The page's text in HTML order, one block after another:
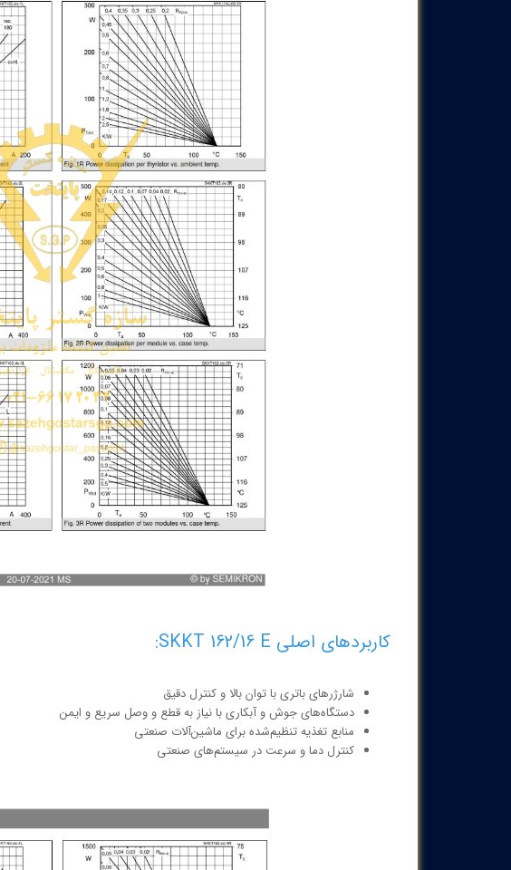
کاربردهای اصلی SKKT 162/16 E:
شارژرهای باتری با توان بالا و کنترل دقیق
دستگاه‌های جوش و آبکاری با نیاز به قطع و وصل سریع و ایمن
منابع تغذیه تنظیم‌شده برای ماشین‌آلات صنعتی
کنترل دما و سرعت در سیستم‌های صنعتی